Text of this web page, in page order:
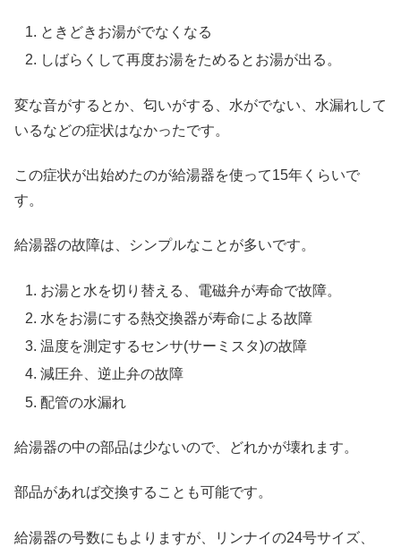
ときどきお湯がでなくなる
しばらくして再度お湯をためるとお湯が出る。
変な音がするとか、匂いがする、水がでない、水漏れして
いるなどの症状はなかったです。
この症状が出始めたのが給湯器を使って15年くらいで
す。
給湯器の故障は、シンプルなことが多いです。
お湯と水を切り替える、電磁弁が寿命で故障。
水をお湯にする熱交換器が寿命による故障
温度を測定するセンサ(サーミスタ)の故障
減圧弁、逆止弁の故障
配管の水漏れ
給湯器の中の部品は少ないので、どれかが壊れます。
部品があれば交換することも可能です。
給湯器の号数にもよりますが、リンナイの24号サイズ、